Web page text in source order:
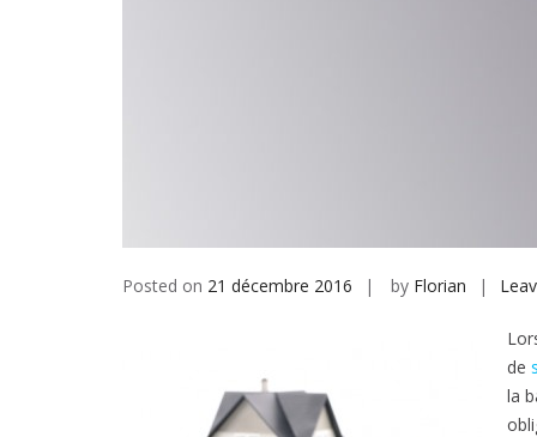
Posted on 21 décembre 2016 by Florian
de
la